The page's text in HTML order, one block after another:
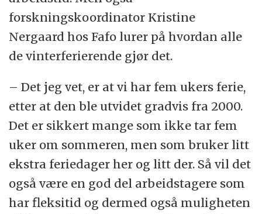
forskningskoordinator Kristine
Nergaard hos Fafo lurer på hvordan alle
de vinterferierende gjør det.
– Det jeg vet, er at vi har fem ukers ferie,
etter at den ble utvidet gradvis fra 2000.
Det er sikkert mange som ikke tar fem
uker om sommeren, men som bruker litt
ekstra feriedager her og litt der. Så vil det
også være en god del arbeidstagere som
har fleksitid og dermed også muligheten